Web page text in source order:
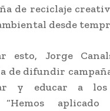
de reciclaje
desde
esto, Jorge
de difundir
y educar a
“Hemos